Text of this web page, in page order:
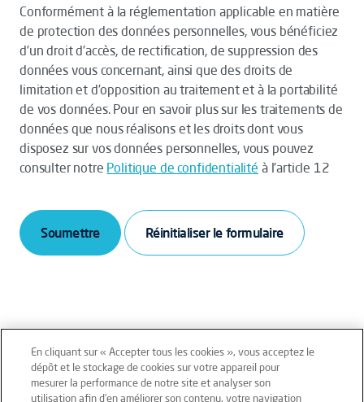
Conformément à la réglementation applicable en matière
de protection des données personnelles, vous bénéficiez
d’un droit d’accès, de rectification, de suppression des
données vous concernant, ainsi que des droits de
limitation et d’opposition au traitement et à la portabilité
de vos données. Pour en savoir plus sur les traitements de
données que nous réalisons et les droits dont vous
disposez sur vos données personnelles, vous pouvez
consulter notre Politique de confidentialité à l’article 12
Soumettre
Mentions légales Conditions générales
En cliquant sur « Accepter tous les cookies », vous acceptez le
dépôt et le stockage de cookies sur votre appareil pour
mesurer la performance de notre site et analyser son
utilisation afin d’en améliorer son contenu, votre navigation